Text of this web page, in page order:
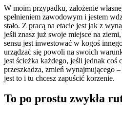
W moim przypadku, założenie
spełnieniem zawodowym i jestem
stało. Z pracą na etacie jest jak z
jeśli znasz już swoje miejsce na
sensu jest inwestować w kogoś
urządzać się powoli na swoich
jest ścieżka każdego, jeśli jednak
przeszkadza, zmień wynajmującego
jest to i tu chcesz zapuścić korzenie.
To po prostu zwykła